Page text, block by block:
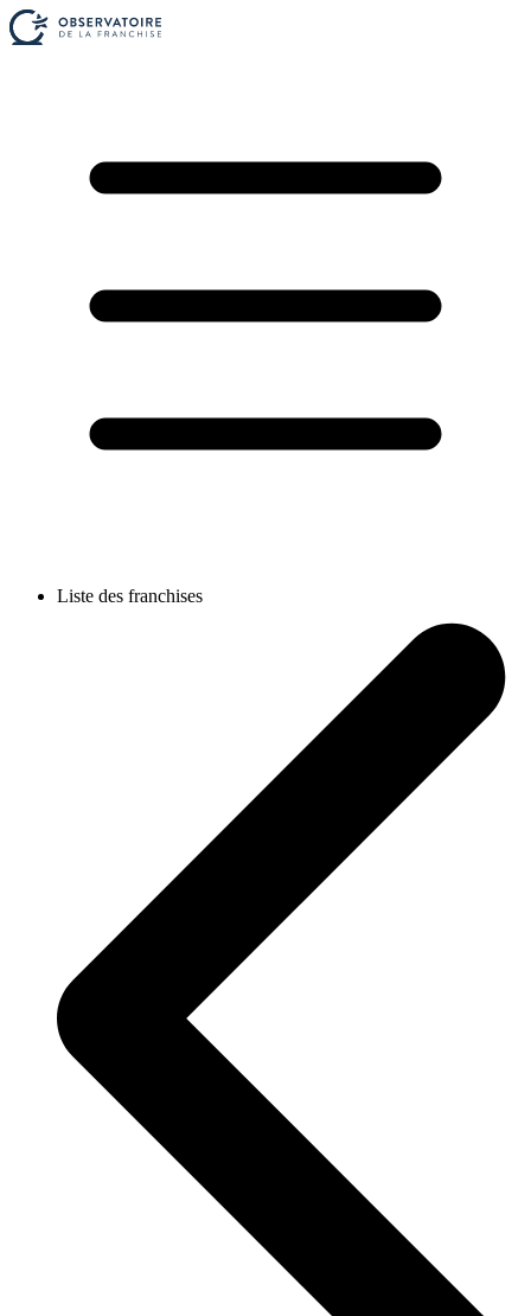
Liste des franchises